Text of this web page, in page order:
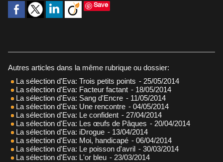
Save
Autres articles dans la même rubrique ou dossier:
La sélection d'Eva: Trois petits points - 25/05/2014
La sélection d'Eva: Facteur factant - 18/05/2014
La sélection d'Eva: Sang d'Encre - 11/05/2014
La sélection d'Eva: Une rencontre - 04/05/2014
La sélection d'Eva: Le confident - 27/04/2014
La sélection d'Eva: Les œufs de Pâques - 20/04/2014
La sélection d'Eva: iDrogue - 13/04/2014
La sélection d'Eva: Moi, handicapé - 06/04/2014
La sélection d'Eva: Le poisson d'avril - 30/03/2014
La sélection d'Eva: L'or bleu - 23/03/2014